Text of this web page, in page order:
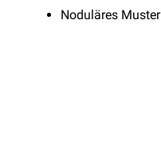
Noduläres Muster